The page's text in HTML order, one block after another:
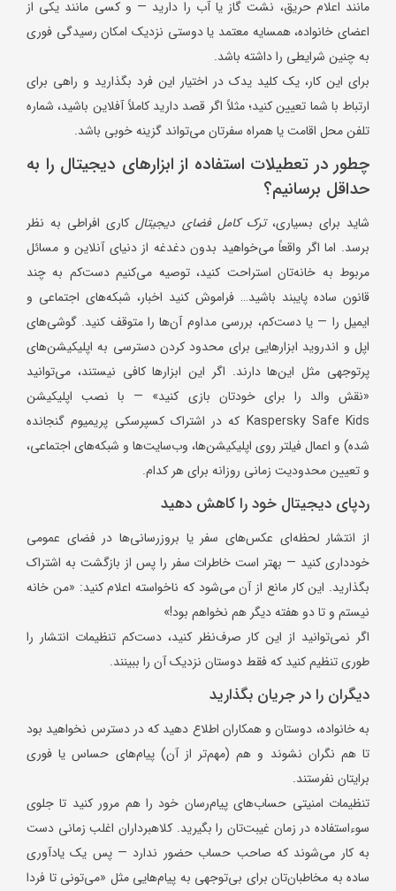
مانند اعلام حریق، نشت گاز یا آب را دارید — و کسی مانند یکی از
اعضای خانواده، همسایه معتمد یا دوستی نزدیک امکان رسیدگی فوری
به چنین شرایطی را داشته باشد.
برای این کار، یک کلید یدک در اختیار این فرد بگذارید و راهی برای
ارتباط با شما تعیین کنید؛ مثلاً اگر قصد دارید کاملاً آفلاین باشید، شماره
تلفن محل اقامت یا همراه سفرتان می‌تواند گزینه خوبی باشد.
چطور در تعطیلات استفاده از ابزارهای دیجیتال را به
حداقل برسانیم؟
شاید برای بسیاری،ترک کامل فضای دیجیتالکاری افراطی به نظر
برسد. اما اگر واقعاً می‌خواهید بدون دغدغه از دنیای آنلاین و مسائل
مربوط به خانه‌تان استراحت کنید، توصیه می‌کنیم دست‌کم به چند
قانون ساده پایبند باشید… فراموش کنید اخبار، شبکه‌های اجتماعی و
ایمیل را — یا دست‌کم، بررسی مداوم آن‌ها را متوقف کنید. گوشی‌های
اپل و اندروید ابزارهایی برای محدود کردن دسترسی به اپلیکیشن‌های
پرتوجهی مثل این‌ها دارند. اگر این ابزارها کافی نیستند، می‌توانید
«نقش والد را برای خودتان بازی کنید» — با نصب اپلیکیشن
Kaspersky Safe Kids که در اشتراک کسپرسکی پریمیوم گنجانده
شده) و اعمال فیلتر روی اپلیکیشن‌ها، وب‌سایت‌ها و شبکه‌های اجتماعی،
و تعیین محدودیت زمانی روزانه برای هر کدام.
ردپای دیجیتال خود را کاهش دهید
از انتشار لحظه‌ای عکس‌های سفر یا بروزرسانی‌ها در فضای عمومی
خودداری کنید — بهتر است خاطرات سفر را پس از بازگشت به اشتراک
بگذارید. این کار مانع از آن می‌شود که ناخواسته اعلام کنید: «من خانه
نیستم و تا دو هفته دیگر هم نخواهم بود!»
اگر نمی‌توانید از این کار صرف‌نظر کنید، دست‌کم تنظیمات انتشار را
طوری تنظیم کنید که فقط دوستان نزدیک آن را ببینند.
دیگران را در جریان بگذارید
به خانواده، دوستان و همکاران اطلاع دهید که در دسترس نخواهید بود
تا هم نگران نشوند و هم (مهم‌تر از آن) پیام‌های حساس یا فوری
برایتان نفرستند.
تنظیمات امنیتی حساب‌های پیام‌رسان خود را هم مرور کنید تا جلوی
سوءاستفاده در زمان غیبت‌تان را بگیرید. کلاهبرداران اغلب زمانی دست
به کار می‌شوند که صاحب حساب حضور ندارد — پس یک یادآوری
ساده به مخاطبان‌تان برای بی‌توجهی به پیام‌هایی مثل «می‌تونی تا فردا